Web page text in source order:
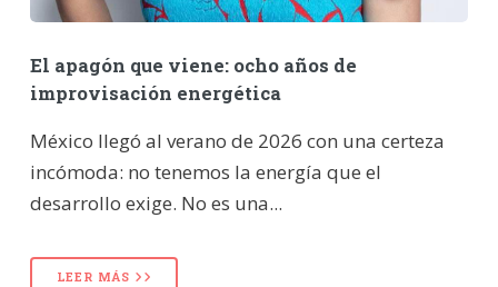
El apagón que viene: ocho años de
improvisación energética
México llegó al verano de 2026 con una certeza
incómoda: no tenemos la energía que el
desarrollo exige. No es una...
LEER MÁS